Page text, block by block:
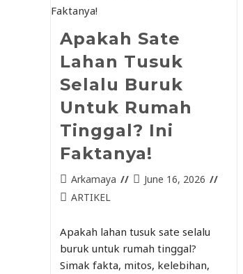
Apakah Sate
Lahan Tusuk
Selalu Buruk
Untuk Rumah
Tinggal? Ini
Faktanya!
Arkamaya
June 16, 2026
ARTIKEL
Apakah lahan tusuk sate selalu
buruk untuk rumah tinggal?
Simak fakta, mitos, kelebihan,